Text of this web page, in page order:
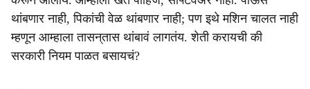
थांबणार नाही, पिकांची वेळ थांबणार नाही; पण इथे मशिन चालत नाही
म्हणून आम्हाला तासन्‌तास थांबावं लागतंय. शेती करायची की
सरकारी नियम पाळत बसायचं?